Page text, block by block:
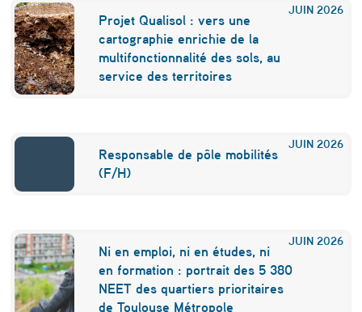
v
e
JUIN 2026
Projet Qualisol : vers une
cartographie enrichie de la
multifonctionnalité des sols, au
service des territoires
JUIN 2026
Responsable de pôle mobilités
(F/H)
JUIN 2026
Ni en emploi, ni en études, ni
en formation : portrait des 5 380
NEET des quartiers prioritaires
de Toulouse Métropole